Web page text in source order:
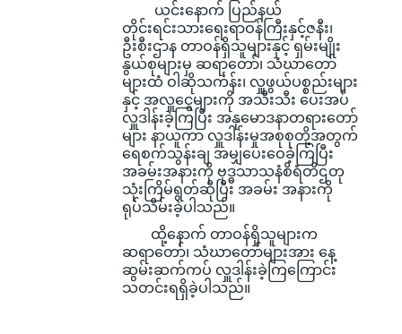
ယင်းနောက် ပြည်နယ်
တိုင်းရင်းသားရေးရာဝန်ကြီးနှင့်ဇနီး၊
ဦးစီးဌာန တာဝန်ရှိသူများနှင့် ရှမ်းမျိုး
နွယ်စုများမှ ဆရာတော်၊ သံဃာတော်
များထံ ဝါဆိုသင်္ကန်း၊ လှူဖွယ်ပစ္စည်းများ
နှင့် အလှူငွေများကို အသီးသီး ပေးအပ်
လှူဒါန်းခဲ့ကြပြီး အနုမောဒနာတရားတော်
များ နာယူကာ လှူဒါန်းမှုအစုစုတို့အတွက်
ရေစက်သွန်းချ အမျှပေးဝေခဲ့ကြပြီး
အခမ်းအနားကို ဗုဒ္ဓသာသနံစိရံတိဌတု
သုံးကြိမ်ရွတ်ဆိုပြီး အခမ်း အနားကို
ရုပ်သိမ်းခဲ့ပါသည်။
ထို့နောက် တာဝန်ရှိသူများက
ဆရာတော်၊ သံဃာတော်များအား နေ့
ဆွမ်းဆက်ကပ် လှူဒါန်းခဲ့ကြကြောင်း
သတင်းရရှိခဲ့ပါသည်။